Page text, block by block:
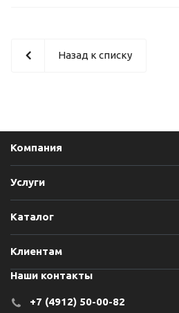
Назад к списку
Компания
Услуги
Каталог
Клиентам
Наши контакты
+7 (4912) 50-00-82